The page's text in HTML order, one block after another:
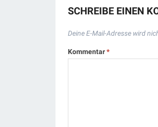
SCHREIBE EINEN
Deine E-Mail-Adresse wird
Kommentar*